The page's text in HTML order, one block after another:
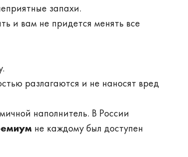
запахи.
и вам не придется менять все
разлагаются и не наносят вред
наполнитель. В России
не каждому был доступен